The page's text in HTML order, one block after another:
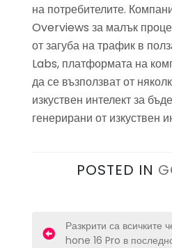
на потребителите.
Overviews за малък
от загуба на трафик в
Labs, платформата на
да се възползват от
изкуствен интелект за
генерирани от изкуствен
POSTED IN
P
Разкрити са всичките
hone 16 Pro в